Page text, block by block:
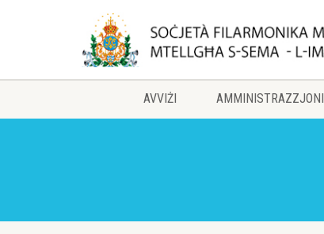
AVVIŻI AMMINISTRAZZJONI